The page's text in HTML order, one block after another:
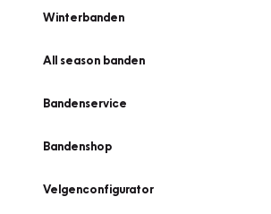
Winterbanden
All season banden
Bandenservice
Bandenshop
Velgenconfigurator